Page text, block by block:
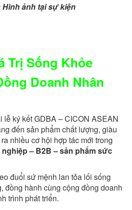
ảnh tại sự kiện
Trị Sống Khỏe
Doanh Nhân
lễ ký kết GDBA – CICON ASEAN
đến sản phẩm chất lượng, giàu
nhiều cơ hội hợp tác mới trong
– B2B – sản phẩm sức
đuổi sứ mệnh lan tỏa lối sống
đồng hành cùng cộng đồng doanh
trình phát triển.